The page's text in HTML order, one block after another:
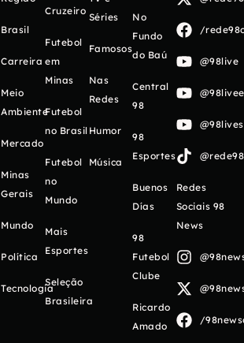
Brasil
Carreira
Meio
Ambiente
Mercado
Minas
Gerais
Mundo
Política
Tecnologia
Cruzeiro
Futebol
em
Minas
Futebol
no Brasil
Futebol
no
Mundo
Mais
Esportes
Seleção
Brasileira
Séries
Famosos
Nas
Redes
Humor
Música
No
Fundo
do Baú
Central
98
98
Esportes
Buenos
Días
98
Futebol
Clube
Ricardo
Amado
/
@98live
Redes
Sociais 98
News
/